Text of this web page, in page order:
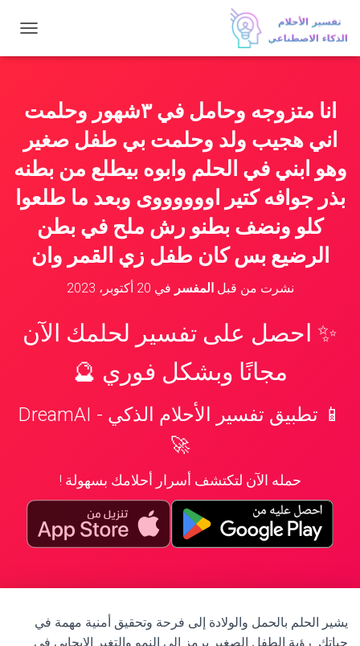
ب
ا
ت
ن
ق
انا متزوجه وحامل في ٣شهور وحلمت
اني هجيب ولد وحلمت بي طفل صغير
وهو ابني في الحلم وابوه بيطلع من بطنه
بذر جوافه كتير اووووووى وبعد ما طلعوا
كلو ونضف بطنو رش ملح في بطن
الرضيع بس كان طفل زي القمر وان
نشرت من قبلالمفسر في 20 أكتوبر، 2023
✨ احصل على تفسير لحلمك الآن
مجانًا وبشكل فوري 🔮
📱 تطبيق تفسير الأحلام الذكي - DreamAI
🚀
حمله الآن لتكتشف أسرار أحلامك بسهولة !
يشير الحلم بالحمل والولادة إلى فرحة وتحقيق أمنية مهمة في
حياتك. رؤية الطفل الصغير يرمز إلى النمو والتغير الإيجابي في